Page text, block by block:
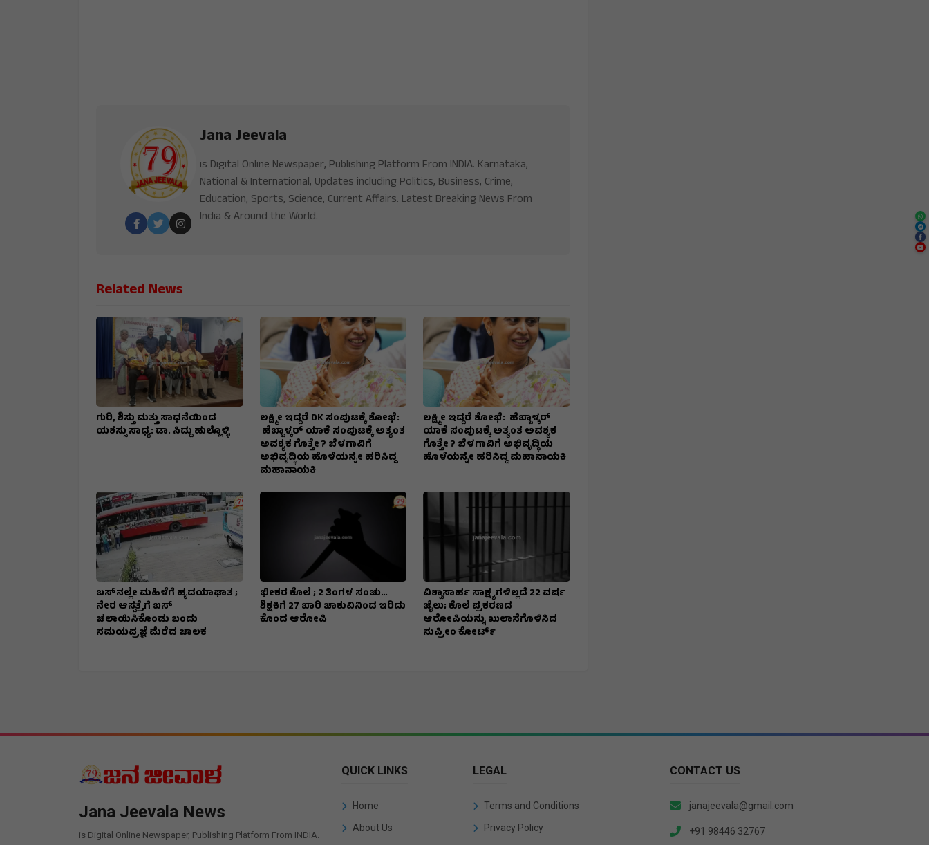
Jana Jeevala
is Digital Online Newspaper, Publishing Platform From INDIA. Karnataka,
National & International, Updates including Politics, Business, Crime,
Education, Sports, Science, Current Affairs. Latest Breaking News From
India & Around the World.
Related News
ಗುರಿ, ಶಿಸ್ತು ಮತ್ತು ಸಾಧನೆಯಿಂದ
ಯಶಸ್ಸು ಸಾಧ್ಯ: ಡಾ. ಸಿದ್ದು ಹುಲ್ಲೊಳ್ಳಿ
ಲಕ್ಷ್ಮೀ ಇದ್ದರೆ DK ಸಂಪುಟಕ್ಕೆ ಶೋಭೆ:
ಹೆಬ್ಬಾಳ್ಕರ್ ಯಾಕೆ ಸಂಪುಟಕ್ಕೆ ಅತ್ಯಂತ
ಅವಶ್ಯಕ ಗೊತ್ತೇ ? ಬೆಳಗಾವಿಗೆ
ಅಭಿವೃದ್ಧಿಯ ಹೊಳೆಯನ್ನೇ ಹರಿಸಿದ್ದ
ಮಹಾನಾಯಕಿ
ಲಕ್ಷ್ಮೀ ಇದ್ದರೆ ಶೋಭೆ: ಹೆಬ್ಬಾಳ್ಕರ್
ಯಾಕೆ ಸಂಪುಟಕ್ಕೆ ಅತ್ಯಂತ ಅವಶ್ಯಕ
ಗೊತ್ತೇ ? ಬೆಳಗಾವಿಗೆ ಅಭಿವೃದ್ಧಿಯ
ಹೊಳೆಯನ್ನೇ ಹರಿಸಿದ್ದ ಮಹಾನಾಯಕಿ
ಬಸ್‌ನಲ್ಲೇ ಮಹಿಳೆಗೆ ಹೃದಯಾಘಾತ ;
ನೇರ ಆಸ್ಪತ್ರೆಗೆ ಬಸ್‌
ಚಲಾಯಿಸಿಕೊಂಡು ಬಂದು
ಸಮಯಪ್ರಜ್ಞೆ ಮೆರೆದ ಚಾಲಕ
ಭೀಕರ ಕೊಲೆ ; 2 ತಿಂಗಳ ಸಂಚು…
ಶಿಕ್ಷಕಿಗೆ 27 ಬಾರಿ ಚಾಕುವಿನಿಂದ ಇರಿದು
ಕೊಂದ ಆರೋಪಿ
ವಿಶ್ವಾಸಾರ್ಹ ಸಾಕ್ಷ್ಯಗಳಿಲ್ಲದೆ 22 ವರ್ಷ
ಜೈಲು; ಕೊಲೆ ಪ್ರಕರಣದ
ಆರೋಪಿಯನ್ನು ಖುಲಾಸೆಗೊಳಿಸಿದ
ಸುಪ್ರೀಂ ಕೋರ್ಟ್
Jana Jeevala News
is Digital Online Newspaper, Publishing Platform From INDIA.
QUICK LINKS
Home
About Us
LEGAL
Terms and Conditions
Privacy Policy
CONTACT US
janajeevala@gmail.com
+91 98446 32767